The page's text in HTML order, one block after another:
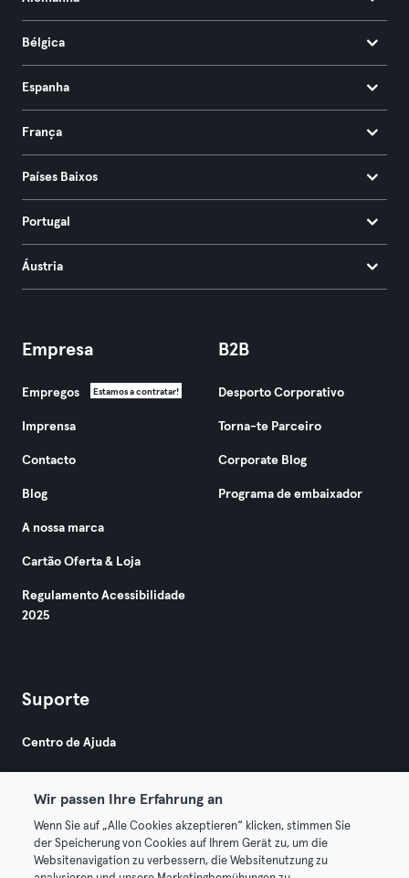
Bélgica
Espanha
França
Países Baixos
Portugal
Áustria
Empresa
Empregos Estamos a contratar!
Imprensa
Contacto
Blog
A nossa marca
Cartão Oferta & Loja
Regulamento Acessibilidade
2025
B2B
Desporto Corporativo
Torna-te Parceiro
Corporate Blog
Programa de embaixador
Suporte
Centro de Ajuda
© 2026 Urban Sports Group GmbH. All rights reserved.
Wir passen Ihre Erfahrung an
Wenn Sie auf „Alle Cookies akzeptieren“ klicken, stimmen Sie
der Speicherung von Cookies auf Ihrem Gerät zu, um die
Websitenavigation zu verbessern, die Websitenutzung zu